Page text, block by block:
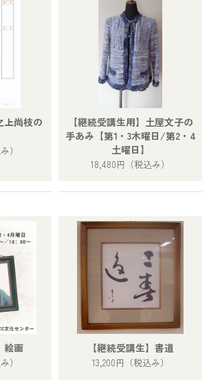
上尚枝の
）
【継続受講生用】土屋文子の
手あみ【第1・3木曜日/第2・4
土曜日】
18,480円 （税込み）
絵画
）
【継続受講生】書道
13,200円 （税込み）